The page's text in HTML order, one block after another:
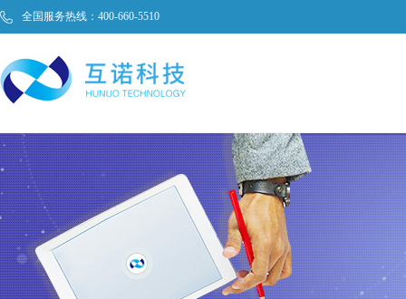
全国服务热线：400-660-5510